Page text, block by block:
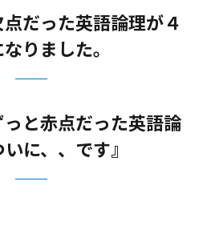
だった英語論理が４
りました。
と赤点だった英語論
に、、です』